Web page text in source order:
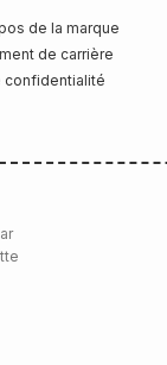
de la marque
de carrière
confidentialité